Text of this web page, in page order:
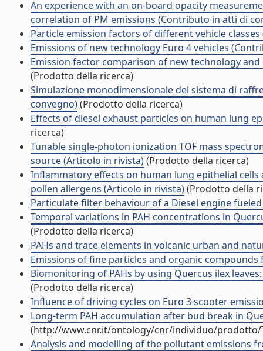
An experience with an on-board opacity
correlation of PM emissions (Contributo in atti di
Particle emission factors of different vehicle
Emissions of new technology Euro 4 vehicles
Emission factor comparison of new technology
(Prodotto della ricerca)
Simulazione monodimensionale del sistema di
convegno)(Prodotto della ricerca)
Effects of diesel exhaust particles on human lung
ricerca)
Tunable single-photon ionization TOF mass
source (Articolo in rivista)(Prodotto della ricerca)
Inflammatory effects on human lung epithelial
pollen allergens (Articolo in rivista)(Prodotto della
Particulate filter behaviour of a Diesel engine
Temporal variations in PAH concentrations in
(Prodotto della ricerca)
PAHs and trace elements in volcanic urban and
Emissions of fine particles and organic
Biomonitoring of PAHs by using Quercus ilex
(Prodotto della ricerca)
Influence of driving cycles on Euro 3 scooter
Long-term PAH accumulation after bud break in
(http://www.cnr.it/ontology/cnr/individuo/prodotto/
Analysis and modelling of the pollutant emissions